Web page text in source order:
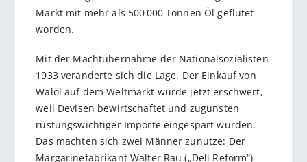
Markt mit mehr als 500 000 Tonnen Öl geflutet
worden.
Mit der Machtübernahme der Nationalsozialisten
1933 veränderte sich die Lage. Der Einkauf von
Walöl auf dem Weltmarkt wurde jetzt erschwert,
weil Devisen bewirtschaftet und zugunsten
rüstungswichtiger Importe eingespart wurden.
Das machten sich zwei Männer zunutze: Der
Margarinefabrikant Walter Rau („Deli Reform“)